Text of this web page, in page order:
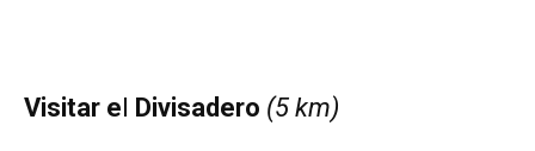
Visitar el Divisadero (5 km)